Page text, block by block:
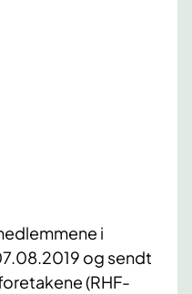
i
og sendt
(RHF-